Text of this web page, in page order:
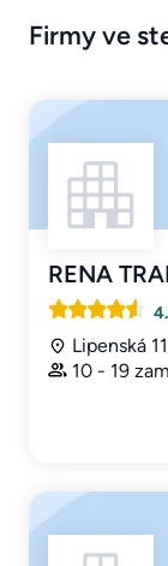
Firmy ve
RENA
Lipenská
10 - 19